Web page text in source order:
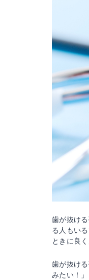
歯が抜け
る人もい
ときに良
歯が抜け
みたい！